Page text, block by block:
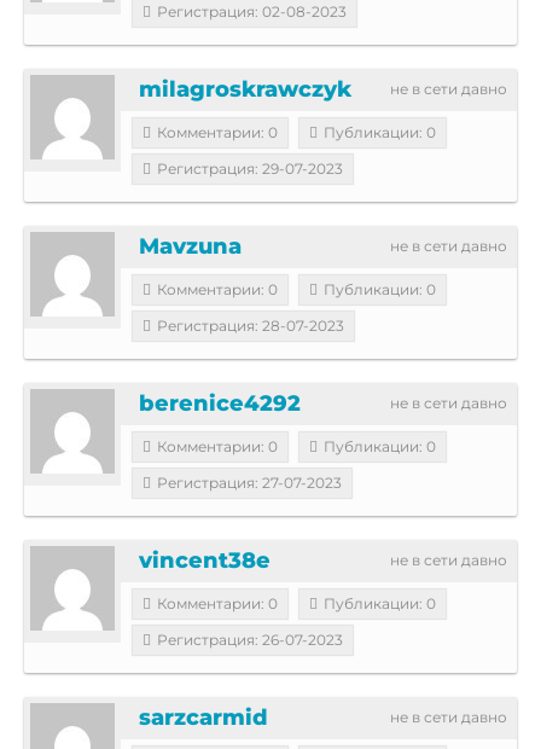
Регистрация: 02-08-2023
не в сети давно
milagroskrawczyk
Комментарии: 0
Публикации: 0
Регистрация: 29-07-2023
не в сети давно
Mavzuna
Комментарии: 0
Публикации: 0
Регистрация: 28-07-2023
не в сети давно
berenice4292
Комментарии: 0
Публикации: 0
Регистрация: 27-07-2023
не в сети давно
vincent38e
Комментарии: 0
Публикации: 0
Регистрация: 26-07-2023
не в сети давно
sarzcarmid